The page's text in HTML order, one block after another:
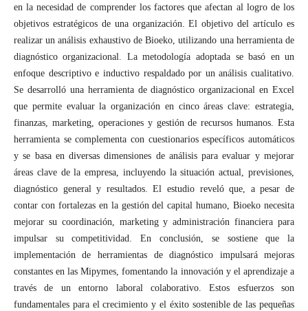
en la necesidad de comprender los factores que afectan al logro de los
objetivos estratégicos de una organización. El objetivo del artículo es
realizar un análisis exhaustivo de Bioeko, utilizando una herramienta de
diagnóstico organizacional. La metodología adoptada se basó en un
enfoque descriptivo e inductivo respaldado por un análisis cualitativo.
Se desarrolló una herramienta de diagnóstico organizacional en Excel
que permite evaluar la organización en cinco áreas clave: estrategia,
finanzas, marketing, operaciones y gestión de recursos humanos. Esta
herramienta se complementa con cuestionarios específicos automáticos
y se basa en diversas dimensiones de análisis para evaluar y mejorar
áreas clave de la empresa, incluyendo la situación actual, previsiones,
diagnóstico general y resultados. El estudio reveló que, a pesar de
contar con fortalezas en la gestión del capital humano, Bioeko necesita
mejorar su coordinación, marketing y administración financiera para
impulsar su competitividad. En conclusión, se sostiene que la
implementación de herramientas de diagnóstico impulsará mejoras
constantes en las Mipymes, fomentando la innovación y el aprendizaje a
través de un entorno laboral colaborativo. Estos esfuerzos son
fundamentales para el crecimiento y el éxito sostenible de las pequeñas